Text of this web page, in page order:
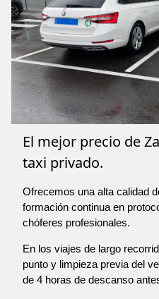
El mejor precio de
taxi privado.
Ofrecemos una alta calidad
formación continua en
chóferes profesionales.
En los viajes de largo
punto y limpieza previa del
de 4 horas de descanso